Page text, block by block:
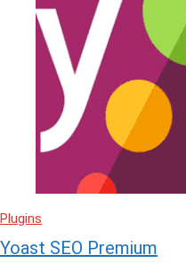
Plugins
Yoast SEO Premium